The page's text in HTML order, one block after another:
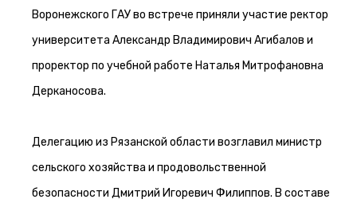
Воронежского ГАУ во встрече приняли участие ректор
университета Александр Владимирович Агибалов и
проректор по учебной работе Наталья Митрофановна
Дерканосова.
Делегацию из Рязанской области возглавил министр
сельского хозяйства и продовольственной
безопасности Дмитрий Игоревич Филиппов. В составе